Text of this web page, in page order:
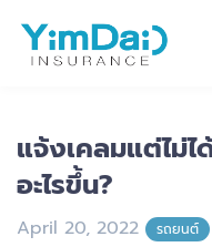
แจ้งเคลมแต่ไม่ไ
อะไรขึ้น?
April 20, 2022 รถยนต์